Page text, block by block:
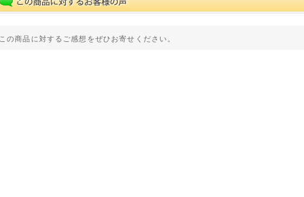
この商品に対するご感想をぜひお寄せください。